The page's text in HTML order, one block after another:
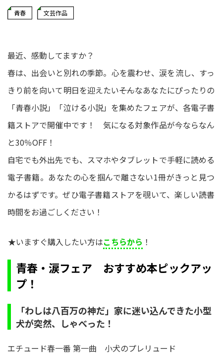
青春 文芸作品
最近、感動してますか？
春は、出会いと別れの季節。心を震わせ、涙を流し、すっ
きり前を向いて明日を迎えたい――そんなあなたにぴったりの
「青春小説」「泣ける小説」を集めたフェアが、各電子書
籍ストアで開催中です！ 気になる対象作品が今ならなん
と30％OFF！
自宅でも外出先でも、スマホやタブレットで手軽に読める
電子書籍。あなたの心を掴んで離さない1冊がきっと見つ
かるはずです。ぜひ電子書籍ストアを覗いて、楽しい読書
時間をお過ごしください！
★いますぐ購入したい方はこちらから ！
青春・涙フェア おすすめ本ピックアッ
プ！
「わしは八百万の神だ」家に迷い込んできた小型
犬が突然、しゃべった！
エチュード春一番 第一曲 小犬のプレリュード